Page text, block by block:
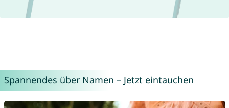
Spannendes über Namen – Jetzt eintauchen